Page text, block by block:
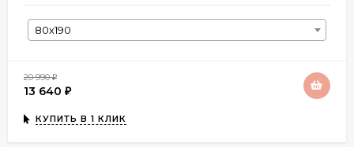
80х190
20 990₽
13 640 ₽
КУПИТЬ В 1 КЛИК